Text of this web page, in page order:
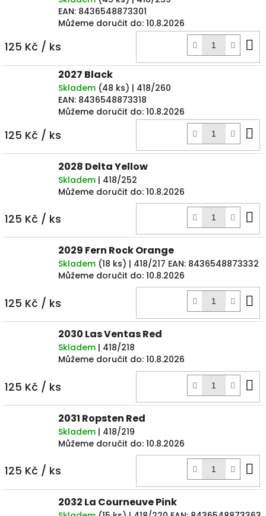
EAN: 8436548873301
Můžeme doručit do: 10.8.2026
125 Kč / ks
2027 Black
Skladem (48 ks) | 418/260
EAN: 8436548873318
Můžeme doručit do: 10.8.2026
125 Kč / ks
2028 Delta Yellow
Skladem | 418/252
Můžeme doručit do: 10.8.2026
125 Kč / ks
2029 Fern Rock Orange
Skladem (18 ks) | 418/217 EAN: 8436548873332
Můžeme doručit do: 10.8.2026
125 Kč / ks
2030 Las Ventas Red
Skladem | 418/218
Můžeme doručit do: 10.8.2026
125 Kč / ks
2031 Ropsten Red
Skladem | 418/219
Můžeme doručit do: 10.8.2026
125 Kč / ks
2032 La Courneuve Pink